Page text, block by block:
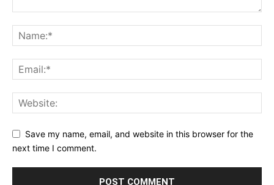
Save my name, email, and website in this browser for the
next time I comment.